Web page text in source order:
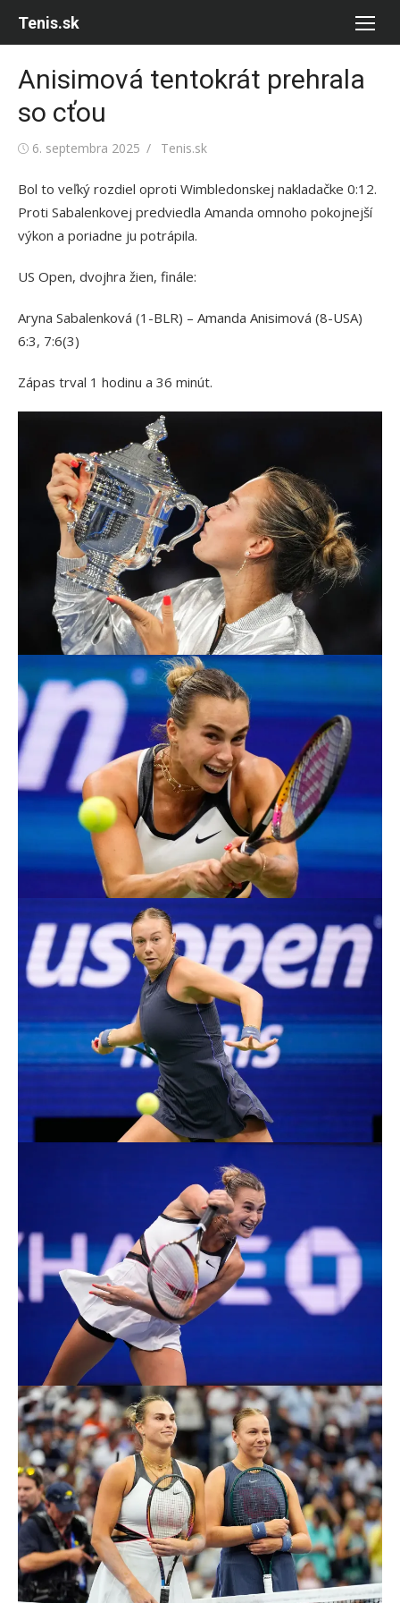
Tenis.sk
Anisimová tentokrát prehrala
so cťou
Posted
6. septembra 2025 Author
Tenis.sk
Bol to veľký rozdiel oproti Wimbledonskej nakladačke 0:12.
Proti Sabalenkovej predviedla Amanda omnoho pokojnejší
výkon a poriadne ju potrápila.
US Open, dvojhra žien, finále:
Aryna Sabalenková (1-BLR) – Amanda Anisimová (8-USA)
6:3, 7:6(3)
Zápas trval 1 hodinu a 36 minút.